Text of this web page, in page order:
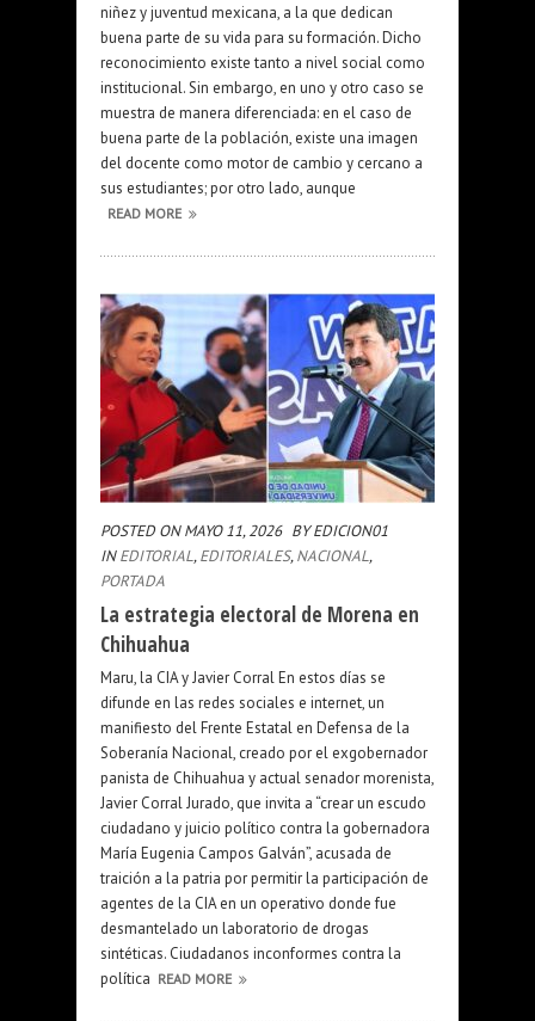
niñez y juventud mexicana, a la que dedican
buena parte de su vida para su formación. Dicho
reconocimiento existe tanto a nivel social como
institucional. Sin embargo, en uno y otro caso se
muestra de manera diferenciada: en el caso de
buena parte de la población, existe una imagen
del docente como motor de cambio y cercano a
sus estudiantes; por otro lado, aunque
READ MORE
POSTED ON MAYO 11, 2026 BY EDICION01
INEDITORIAL,EDITORIALES,NACIONAL,
PORTADA
La estrategia electoral de Morena en
Chihuahua
Maru, la CIA y Javier Corral En estos días se
difunde en las redes sociales e internet, un
manifiesto del Frente Estatal en Defensa de la
Soberanía Nacional, creado por el exgobernador
panista de Chihuahua y actual senador morenista,
Javier Corral Jurado, que invita a “crear un escudo
ciudadano y juicio político contra la gobernadora
María Eugenia Campos Galván”, acusada de
traición a la patria por permitir la participación de
agentes de la CIA en un operativo donde fue
desmantelado un laboratorio de drogas
sintéticas. Ciudadanos inconformes contra la
política READ MORE